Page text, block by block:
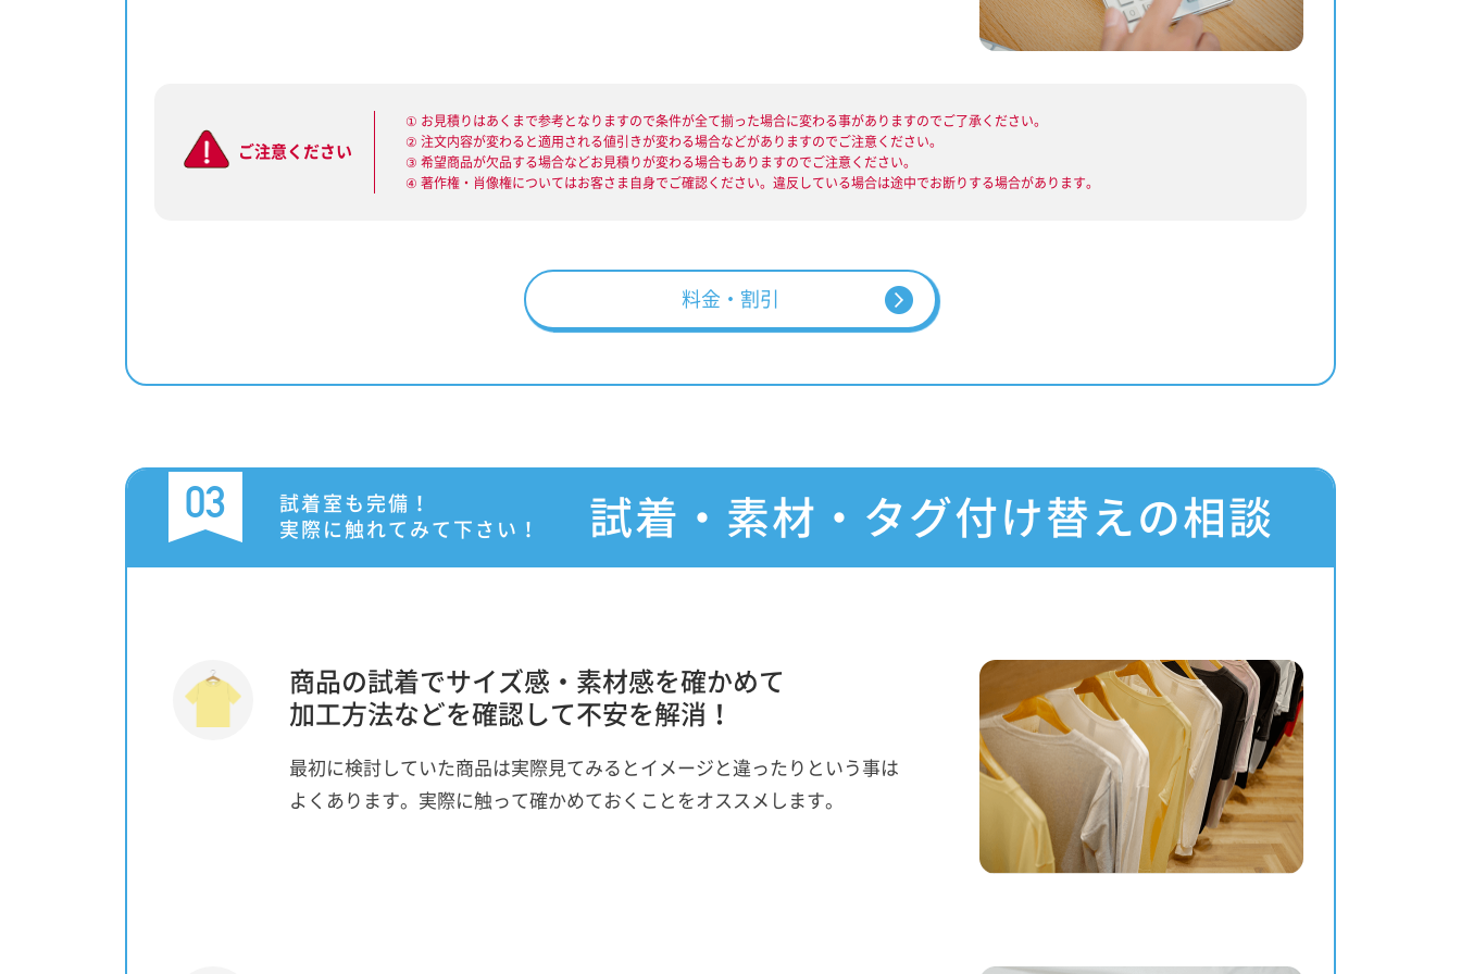
ご注意ください
① お見積りはあくまで参考となりますので条件が全て揃った場合に変わる事がありますのでご了承ください。
② 注文内容が変わると適用される値引きが変わる場合などがありますのでご注意ください。
③ 希望商品が欠品する場合などお見積りが変わる場合もありますのでご注意ください。
④ 著作権・肖像権についてはお客さま自身でご確認ください。違反している場合は途中でお断りする場合があります。
料金・割引
03
試着室も完備！
実際に触れてみて下さい！
試着・素材・タグ付け替えの相談
商品の試着でサイズ感・素材感を確かめて
加工方法などを確認して不安を解消！
最初に検討していた商品は実際見てみるとイメージと違ったりという事は
よくあります。実際に触って確かめておくことをオススメします。